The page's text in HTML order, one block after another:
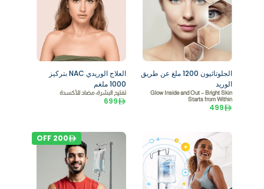
الجلوتاثيون 1200 ملغ عن طريق
الوريد
Glow Inside and Out – Bright Skin
Starts from Within
499
العلاج الوريدي NAC بتركيز
1000 ملغم
تفتيح البشرة، مضاد للأكسدة
699
200
OFF